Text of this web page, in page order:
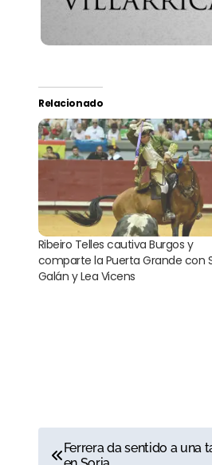
Relacionado
Ribeiro Telles cautiva Burgos y
comparte la Puerta Grande con
Galán y Lea Vicens
N Ferrera da sentido a una